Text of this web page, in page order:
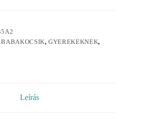
,GYEREKEKNEK,
Leírás